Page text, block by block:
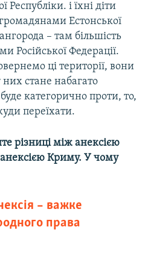
і їхні діти
Естонської
– там більшість
Російської Федерації.
ці території, вони
стане набагато
категорично проти, то,
переїхати.
різниці між анексією
анексією Криму. У чому
– важке
права